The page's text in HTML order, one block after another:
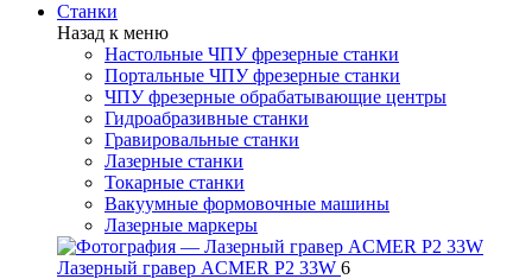
Станки
Назад к меню
Настольные ЧПУ фрезерные станки
Портальные ЧПУ фрезерные станки
ЧПУ фрезерные обрабатывающие центры
Гидроабразивные станки
Гравировальные станки
Лазерные станки
Токарные станки
Вакуумные формовочные машины
Лазерные маркеры
Лазерный гравер ACMER P2 33W 6